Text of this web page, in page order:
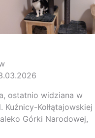
ostatnio widziana w
Kołłątajowskiej
Górki Narodowej,